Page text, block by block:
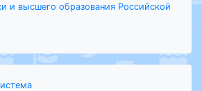
и высшего образования Российской